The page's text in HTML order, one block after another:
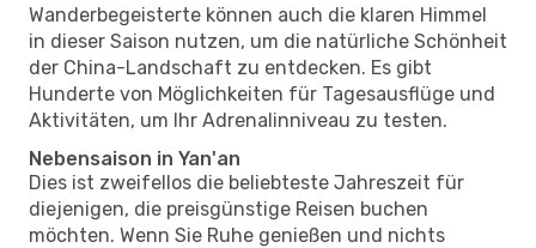
Wanderbegeisterte können auch die klaren Himmel
in dieser Saison nutzen, um die natürliche Schönheit
der China-Landschaft zu entdecken. Es gibt
Hunderte von Möglichkeiten für Tagesausflüge und
Aktivitäten, um Ihr Adrenalinniveau zu testen.
Nebensaison in Yan'an
Dies ist zweifellos die beliebteste Jahreszeit für
diejenigen, die preisgünstige Reisen buchen
möchten. Wenn Sie Ruhe genießen und nichts